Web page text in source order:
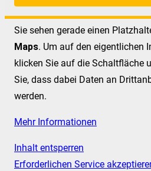
Sie sehen gerade einen
Maps. Um auf den eigentlichen
klicken Sie auf die Schaltfläche
Sie, dass dabei Daten an
werden.
Mehr Informationen
Inhalt entsperren
Erforderlichen Service